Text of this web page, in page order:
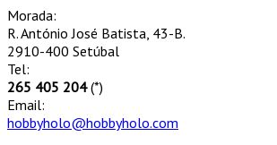
Morada:
R. António José Batista, 43-B.
2910-400 Setúbal
Tel:
265 405 204(*)
Email:
hobbyholo@hobbyholo.com